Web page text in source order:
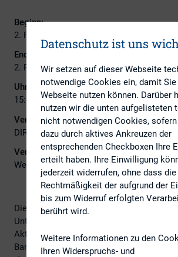
Beginn:
2. Februar 2023
Ende:
2. Februar 2023
Uhrzeit:
15:00 - 16:00
Veranstalter:
DIRK
Veranstaltungsort:
Webinar
Die Aktiendividende erfreut sich bei
Unternehmen zunehmender Beliebtheit.
Aktionären das Recht ein, zwischen der
Bardividende oder Aktien der
Datenschutz ist uns
Wir setzen auf dieser Webseite
notwendige Cookies ein, damit Sie
Webseite nutzen können. Darüber
nutzen wir die unten aufgelisteten
nicht notwendigen Cookies, sofern
dazu durch aktives Ankreuzen der
entsprechenden Checkboxen Ihre
erteilt haben. Ihre Einwilligung
jederzeit widerrufen, ohne dass die
Rechtmäßigkeit der aufgrund der
bis zum Widerruf erfolgten
berührt wird.
Weitere Informationen zu den
Ihren Widerspruchs- und